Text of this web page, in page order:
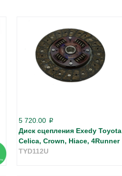
5 720.00 p
Диск сцепления Exedy Toyota
Celica, Crown, Hiace, 4Runner
TYD112U